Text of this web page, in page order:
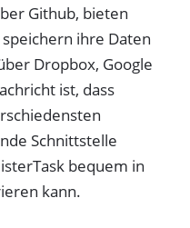
Github, bieten
ihre Daten
Dropbox, Google
ist, dass
Schnittstelle
bequem in
kann.